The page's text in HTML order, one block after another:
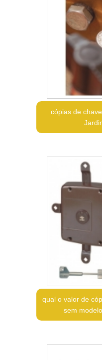
cópias de
qual o valor de
sem